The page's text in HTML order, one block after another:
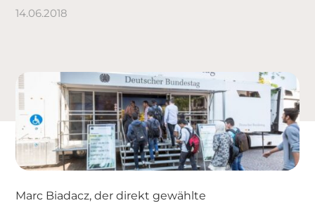
14.06.2018
Marc Biadacz, der direkt gewählte